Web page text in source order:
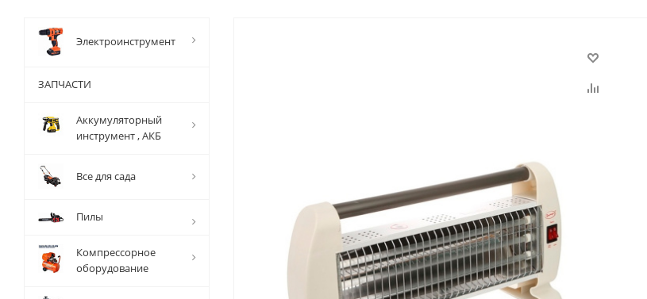
Электроинструмент
ЗАПЧАСТИ
Аккумуляторный
инструмент , АКБ
Все для сада
Пилы
Компрессорное
оборудование